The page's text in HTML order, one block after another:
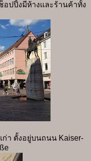
อปปิ้งมีห้างและร้านค้าทั้ง
ก่า ตั้งอยู่บนถนน Kaiser-